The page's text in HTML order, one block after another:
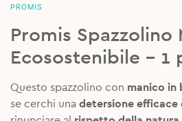
PROMIS
Promis Spazzolino
Ecosostenibile – 1
Questo spazzolino con manico in
se cerchi una detersione efficace